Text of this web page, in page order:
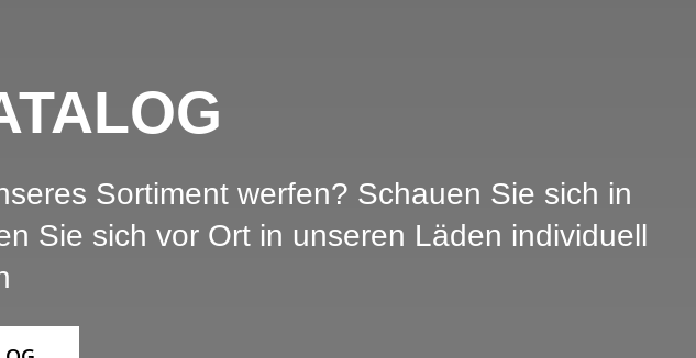
Sortiment werfen? Schauen Sie sich in
Sie sich vor Ort in unseren Läden individuell